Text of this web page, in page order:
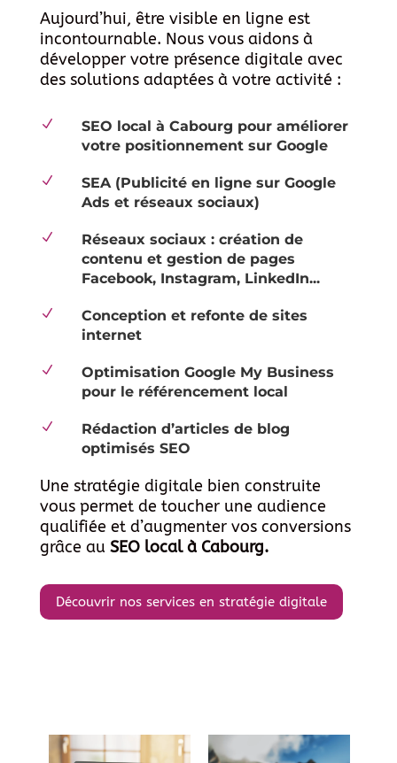
Aujourd’hui, être visible en ligne est
incontournable. Nous vous aidons à
développer votre présence digitale avec
des solutions adaptées à votre activité :
N
SEO local à Cabourg pour améliorer
votre positionnement sur Google
N
SEA (Publicité en ligne sur Google
Ads et réseaux sociaux)
N
Réseaux sociaux : création de
contenu et gestion de pages
Facebook, Instagram, LinkedIn...
N
Conception et refonte de sites
internet
N
Optimisation Google My Business
pour le référencement local
N
Rédaction d’articles de blog
optimisés SEO
Une stratégie digitale bien construite
vous permet de toucher une audience
qualifiée et d’augmenter vos conversions
grâce au SEO local à Cabourg.
Découvrir nos services en stratégie digitale